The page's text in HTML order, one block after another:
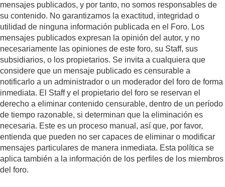
mensajes publicados, y por tanto, no somos responsables de
su contenido. No garantizamos la exactitud, integridad o
utilidad de ninguna información publicada en el Foro. Los
mensajes publicados expresan la opinión del autor, y no
necesariamente las opiniones de este foro, su Staff, sus
subsidiarios, o los propietarios. Se invita a cualquiera que
considere que un mensaje publicado es censurable a
notificarlo a un administrador o un moderador del foro de forma
inmediata. El Staff y el propietario del foro se reservan el
derecho a eliminar contenido censurable, dentro de un período
de tiempo razonable, si determinan que la eliminación es
necesaria. Este es un proceso manual, así que, por favor,
entienda que pueden no ser capaces de eliminar o modificar
mensajes particulares de manera inmediata. Esta política se
aplica también a la información de los perfiles de los miembros
del foro.